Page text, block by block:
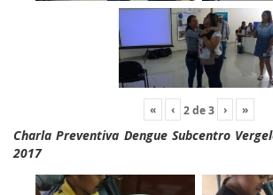
« ‹ 2de3 › »
Charla Preventiva Dengue Subcentro
2017